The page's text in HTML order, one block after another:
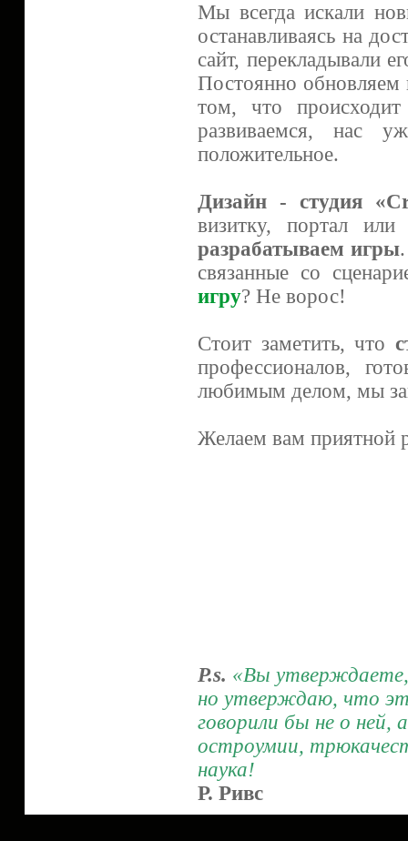
Мы всегда искали
останавливаясь на
сайт, перекладывали
Постоянно обновляем
том, что
развиваемся, нас
положительное.
Дизайн - студия
визитку, портал
разрабатываем игры
связанные со
игру? Не ворос!
Стоит заметить, что
профессионалов,
любимым делом, мы
Желаем вам приятной
P.s. «Вы утверждаете,
но утверждаю, что
говорили бы не о ней,
остроумии,
наука!
Р. Ривс